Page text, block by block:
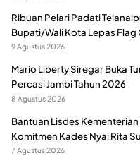
Ribuan Pelari Padati
Bupati/Wali Kota Lepas
9 Agustus 2026
Mario Liberty Siregar Buka
Percasi Jambi Tahun 2026
8 Agustus 2026
Bantuan Lisdes Kementerian
Komitmen Kades Nyai Rita
7 Agustus 2026